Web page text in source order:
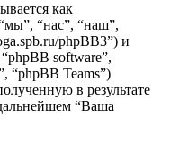
как
“нас”, “наш”,
phpBB3”) и
software”,
“phpBB Teams”)
в результате
“Ваша